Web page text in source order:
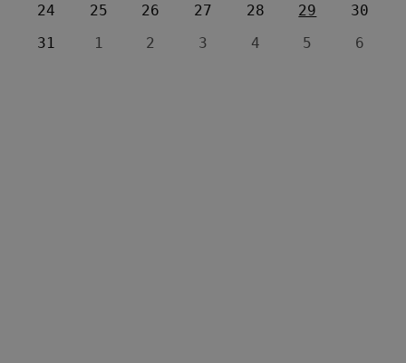
24
25 26 27 28 29
30
31
1 2 3 4 5 6